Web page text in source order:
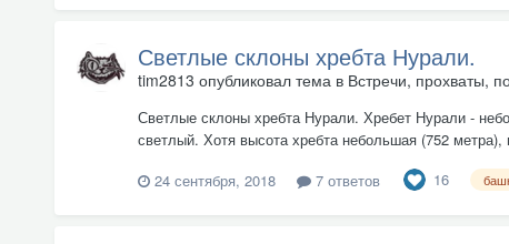
Светлые склоны хребта Нурали.
tim2813 опубликовал тема в Встречи, прохваты,
Светлые склоны хребта Нурали. Хребет Нурали -
светлый. Хотя высота хребта небольшая (752
24 сентября, 2018
7 ответов 16